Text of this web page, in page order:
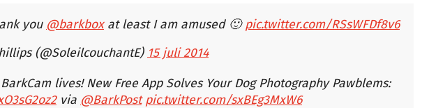
you @barkboxat least I am amused 🙂pic.twitter.com/RSsWFDf8v6
(@SoleilcouchantE) 15 juli 2014
lives! New Free App Solves Your Dog Photography Pawblems:
via @BarkPost pic.twitter.com/sxBEg3MxW6